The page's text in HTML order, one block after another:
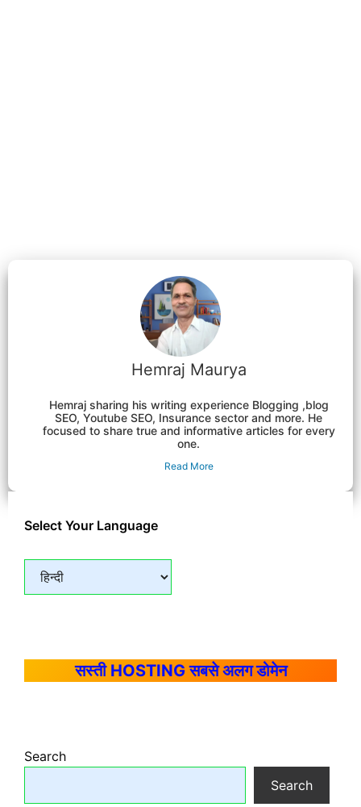
Hemraj Maurya
Hemraj sharing his writing experience Blogging ,blog
SEO, Youtube SEO, Insurance sector and more. He
focused to share true and informative articles for every
one.
Read More
Select Your Language
सस्ती HOSTING सबसे अलग डोमेन
Search
Search